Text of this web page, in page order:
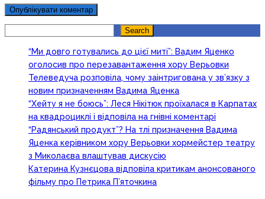
Search
“Ми довго готувались до цієї миті”: Вадим Яценко
оголосив про перезавантаження хору Верьовки
Телеведуча розповіла, чому заінтригована у зв’язку з
новим призначенням Вадима Яценка
“Хейту я не боюсь”: Леся Нікітюк проїхалася в Карпатах
на квадроциклі і відповіла на гнівні коментарі
“Радянський продукт”? На тлі призначення Вадима
Яценка керівником хору Верьовки хормейстер театру
з Миколаєва влаштував дискусію
Катерина Кузнєцова відповіла критикам анонсованого
фільму про Петрика П’яточкина